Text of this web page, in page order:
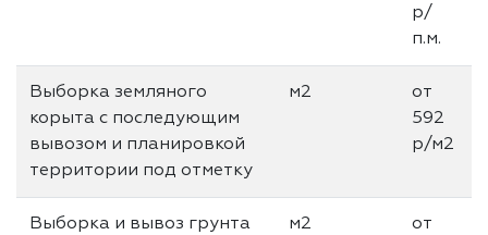
р/
п.м.
Выборка земляного
корыта с последующим
вывозом и планировкой
территории под отметку
м2
от
592
р/м2
Выборка и вывоз грунта м2 от